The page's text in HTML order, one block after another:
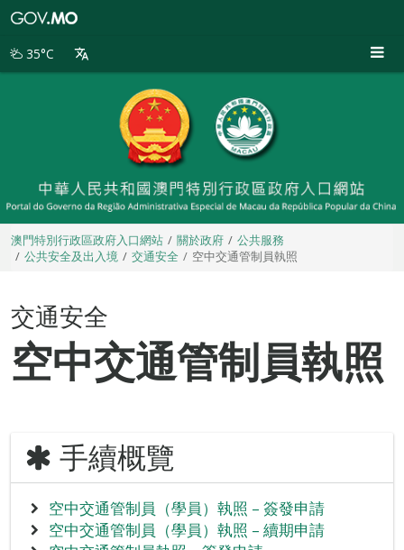
別
35°C
澳門特別行政區政府入口網站 關於政府
公共服務
公共安全及出入境
交通安全 空中交通管制員執照
交通安全
空中交通管制員執照
手續概覽
空中交通管制員（學員）執照 – 簽發申請
空中交通管制員（學員）執照 – 續期申請